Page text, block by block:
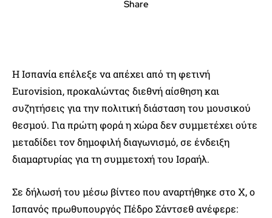
Share
Η Ισπανία επέλεξε να απέχει από τη φετινή
Eurovision, προκαλώντας διεθνή αίσθηση και
συζητήσεις για την πολιτική διάσταση του μουσικού
θεσμού. Για πρώτη φορά η χώρα δεν συμμετέχει ούτε
μεταδίδει τον δημοφιλή διαγωνισμό, σε ένδειξη
διαμαρτυρίας για τη συμμετοχή του Ισραήλ.
Σε δήλωσή του μέσω βίντεο που αναρτήθηκε στο X, ο
Ισπανός πρωθυπουργός Πέδρο Σάντσεθ ανέφερε: